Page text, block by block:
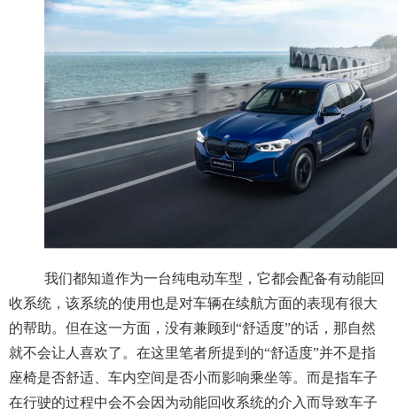
我们都知道作为一台纯电动车型，它都会配备有动能回
收系统，该系统的使用也是对车辆在续航方面的表现有很大
的帮助。但在这一方面，没有兼顾到“舒适度”的话，那自然
就不会让人喜欢了。在这里笔者所提到的“舒适度”并不是指
座椅是否舒适、车内空间是否小而影响乘坐等。而是指车子
在行驶的过程中会不会因为动能回收系统的介入而导致车子